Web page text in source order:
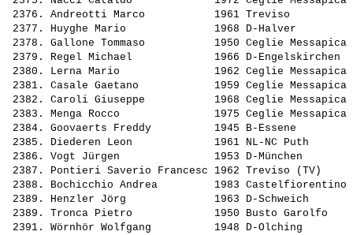
2376. Andreotti Marco
1961 Treviso
2377. Huyghe Mario
1968 D-Halver
2378. Gallone Tommaso
1950 Ceglie
2379. Regel Michael
1966 D-
2380. Lerna Mario
1962 Ceglie
2381. Casale Gaetano
1959 Ceglie
2382. Caroli Giuseppe
1968 Ceglie
2383. Menga Rocco
1975 Ceglie
2384. Goovaerts Freddy
1945 B-Essene
2385. Diederen Leon
1961 NL-NC Puth
2386. Vogt Jürgen
1953 D-München
2387. Pontieri Saverio Francesc 1962 Treviso (TV)
2388. Bochicchio Andrea
1983
2389. Henzler Jörg
1963 D-Schweich
2389. Tronca Pietro
1950 Busto Garolfo
2391. Wörnhör Wolfgang
1948 D-Olching